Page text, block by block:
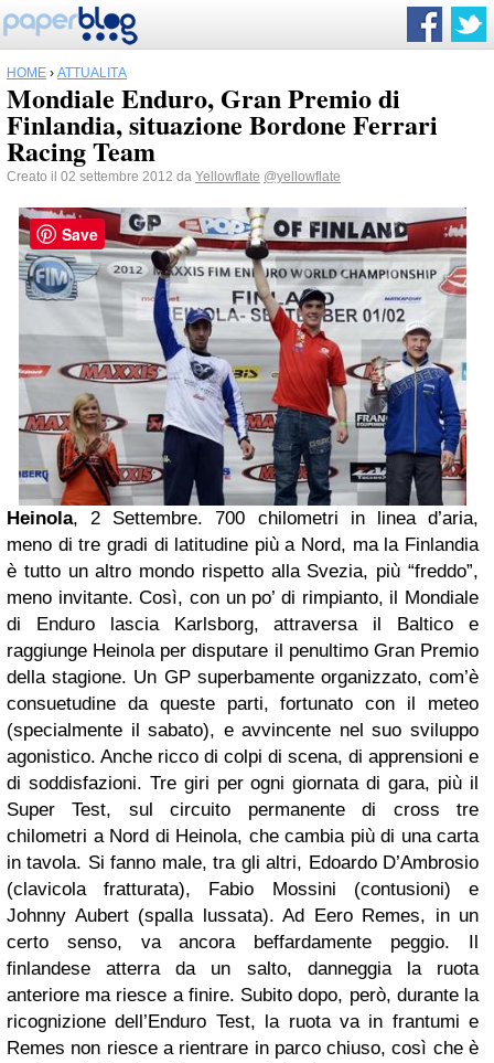
HOME › ATTUALITÀ
Mondiale Enduro, Gran Premio di
Finlandia, situazione Bordone Ferrari
Racing Team
Creato il 02 settembre 2012 da Yellowflate @yellowflate
Heinola, 2 Settembre. 700 chilometri in linea d’aria,
meno di tre gradi di latitudine più a Nord, ma la Finlandia
è tutto un altro mondo rispetto alla Svezia, più “freddo”,
meno invitante. Così, con un po’ di rimpianto, il Mondiale
di Enduro lascia Karlsborg, attraversa il Baltico e
raggiunge Heinola per disputare il penultimo Gran Premio
della stagione. Un GP superbamente organizzato, com’è
consuetudine da queste parti, fortunato con il meteo
(specialmente il sabato), e avvincente nel suo sviluppo
agonistico. Anche ricco di colpi di scena, di apprensioni e
di soddisfazioni. Tre giri per ogni giornata di gara, più il
Super Test, sul circuito permanente di cross tre
chilometri a Nord di Heinola, che cambia più di una carta
in tavola. Si fanno male, tra gli altri, Edoardo D’Ambrosio
(clavicola fratturata), Fabio Mossini (contusioni) e
Johnny Aubert (spalla lussata). Ad Eero Remes, in un
certo senso, va ancora beffardamente peggio. Il
finlandese atterra da un salto, danneggia la ruota
anteriore ma riesce a finire. Subito dopo, però, durante la
ricognizione dell’Enduro Test, la ruota va in frantumi e
Remes non riesce a rientrare in parco chiuso, così che è
Save